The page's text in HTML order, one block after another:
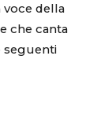
voce della
che canta
seguenti